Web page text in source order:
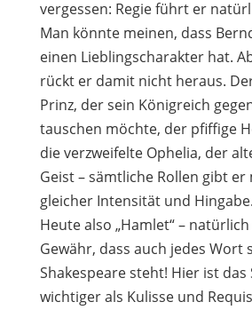
vergessen: Regie führt er
Man könnte meinen, dass
einen Lieblingscharakter hat.
rückt er damit nicht heraus.
Prinz, der sein Königreich
tauschen möchte, der pfiffige
die verzweifelte Ophelia, der
Geist – sämtliche Rollen gibt
gleicher Intensität und Hingabe.
Heute also „Hamlet“ –
Gewähr, dass auch jedes Wort
Shakespeare steht! Hier ist das
wichtiger als Kulisse und